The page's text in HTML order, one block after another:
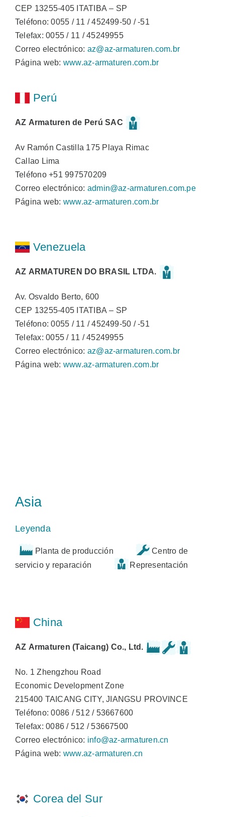
CEP 13255-405 ITATIBA – SP
Teléfono: 0055 / 11 / 452499-50 / -51
Telefax: 0055 / 11 / 45249955
Correo electrónico: az@az-armaturen.com.br
Página web: www.az-armaturen.com.br
Perú
AZ Armaturen de Perú SAC
Av Ramón Castilla 175 Playa Rimac
Callao Lima
Teléfono +51 997570209
Correo electrónico: admin@az-armaturen.com.pe
Página web: www.az-armaturen.com.br
Venezuela
AZ ARMATUREN DO BRASIL LTDA.
Av. Osvaldo Berto, 600
CEP 13255-405 ITATIBA – SP
Teléfono: 0055 / 11 / 452499-50 / -51
Telefax: 0055 / 11 / 45249955
Correo electrónico: az@az-armaturen.com.br
Página web: www.az-armaturen.com.br
Asia
Leyenda
Planta de producción
Centro de
servicio y reparación
Representación
China
AZ Armaturen (Taicang) Co., Ltd.
No. 1 Zhengzhou Road
Economic Development Zone
215400 TAICANG CITY, JIANGSU PROVINCE
Teléfono: 0086 / 512 / 53667600
Telefax: 0086 / 512 / 53667500
Correo electrónico: info@az-armaturen.cn
Página web: www.az-armaturen.cn
Corea del Sur